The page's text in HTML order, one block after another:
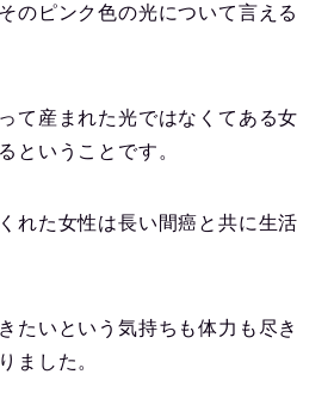
のピンク色の光について言える
て産まれた光ではなくてある女
ということです。
れた女性は長い間癌と共に生活
たいという気持ちも体力も尽き
ました。